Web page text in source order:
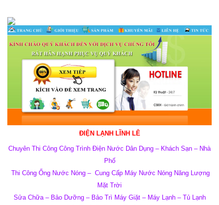
ĐIỆN LẠNH LĨNH LÊ
Chuyên Thi Công Công Trình Điện Nước Dân Dụng – Khách Sạn – Nhà
Phố
Thi Công Ống Nước Nóng – Cung Cấp Máy Nước Nóng Năng Lượng
Mặt Trời
Sửa Chữa – Bảo Dưỡng – Bảo Trì Máy Giặt – Máy Lạnh – Tủ Lạnh